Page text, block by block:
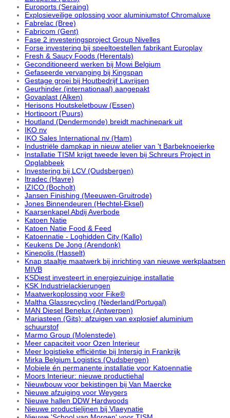
Euroports (Seraing)
Explosieveilige oplossing voor aluminiumstof Chromaluxe
Fabrelac (Bree)
Fabricom (Gent)
Fase 2 investeringsproject Group Nivelles
Forse investering bij speeltoestellen fabrikant Europlay
Fresh & Saucy Foods (Herentals)
Geconditioneerd werken bij Mowi Belgium
Gefaseerde vervanging bij Kingspan
Gestage groei bij Houtbedrijf Lavrijsen
Geurhinder (internationaal) aangepakt
Govaplast (Alken)
Herisons Houtskeletbouw (Essen)
Hortipoort (Puurs)
Houtland (Dendermonde) breidt machinepark uit
IKO nv
IKO Sales International nv (Ham)
Industriële dampkap in nieuw atelier van 't Barbeknoeierke
Installatie TISM krijgt tweede leven bij Schreurs Project in
Opglabbeek
Investering bij LCV (Oudsbergen)
Itradec (Havre)
IZICO (Bocholt)
Jansen Finishing (Meeuwen-Gruitrode)
Jones Binnendeuren (Hechtel-Eksel)
Kaarsenkapel Abdij Averbode
Katoen Natie
Katoen Natie Food & Feed
Katoennatie - Loghidden City (Kallo)
Keukens De Jong (Arendonk)
Kinepolis (Hasselt)
Knap staaltje maatwerk bij inrichting van nieuwe werkplaatsen
MIVB
KSDiest investeert in energiezuinige installatie
KSK Industrielackierungen
Maatwerkoplossing voor Fike®
Maltha Glassrecycling (Nederland/Portugal)
MAN Diesel Benelux (Antwerpen)
Mariasteen (Gits): afzuigen van explosief aluminium
schuurstof
Marmo Group (Molenstede)
Meer capaciteit voor Ozen Interieur
Meer logistieke efficiëntie bij Intersig in Frankrijk
Mirka Belgium Logistics (Oudsbergen)
Mobiele én permanente installatie voor Katoennatie
Moors Interieur: nieuwe productiehal
Nieuwbouw voor bekistingen bij Van Maercke
Nieuwe afzuiging voor Weygers
Nieuwe hallen DDW Hardwoods
Nieuwe productielijnen bij Vlaeynatie